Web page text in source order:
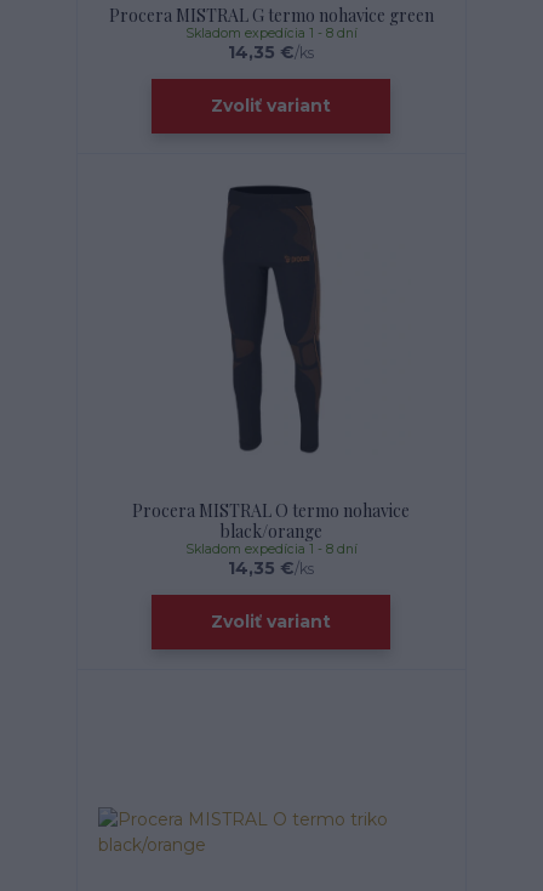
Procera MISTRAL G termo nohavice green
14,35 €/ks
Skladom expedícia 1 - 8 dní
Zvoliť variant
Procera MISTRAL O termo nohavice
black/orange
14,35 €/ks
Skladom expedícia 1 - 8 dní
Zvoliť variant